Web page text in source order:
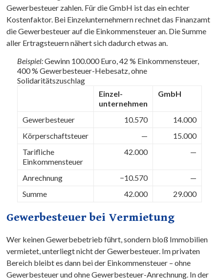
Gewerbesteuer zahlen. Für die GmbH ist das ein echter
Kostenfaktor. Bei Einzelunternehmern rechnet das Finanzamt
die Gewerbesteuer auf die Einkommensteuer an. Die Summe
aller Ertragsteuern nähert sich dadurch etwas an.
Beispiel:Gewinn 100.000 Euro, 42 % Einkommensteuer,
400 % Gewerbesteuer-Hebesatz, ohne
Solidaritätszuschlag
Einzel­
unternehmen
GmbH
Gewerbesteuer 10.570
14.000
Körperschaftsteuer
—
15.000
Tarifliche
Einkommen­steuer
42.000 —
Anrechnung −10.570
—
Summe
42.000 29.000
Gewerbesteuer bei Vermietung
Wer keinen Gewerbebetrieb führt, sondern bloß Immobilien
vermietet, unterliegt nicht der Gewerbesteuer. Im privaten
Bereich bleibt es dann bei der Einkommensteuer – ohne
Gewerbesteuer und ohne Gewerbesteuer-Anrechnung. In der